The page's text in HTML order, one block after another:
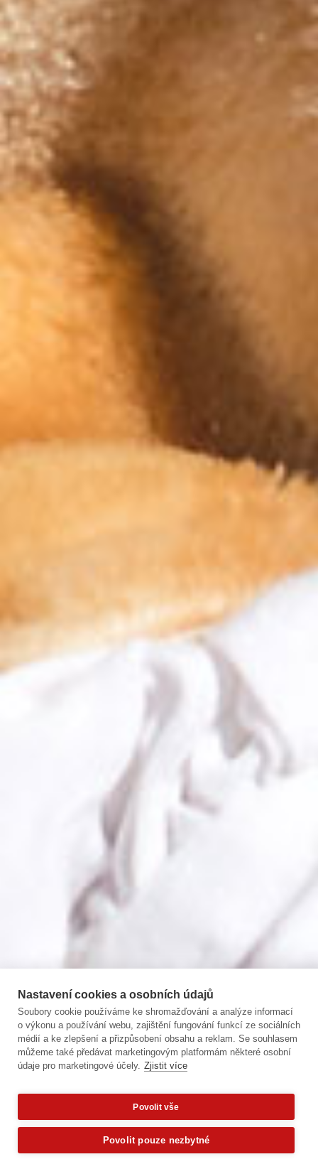
Nastavení cookies a osobních údajů
Soubory cookie používáme ke shromažďování a analýze informací
o výkonu a používání webu, zajištění fungování funkcí ze sociálních
médií a ke zlepšení a přizpůsobení obsahu a reklam. Se souhlasem
můžeme také předávat marketingovým platformám některé osobní
údaje pro marketingové účely. Zjistit více
Povolit vše
Povolit pouze nezbytné